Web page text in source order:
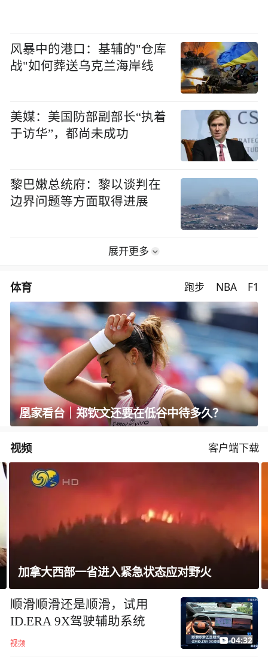
风暴中的港口：基辅的"仓库
战"如何葬送乌克兰海岸线
美媒：美国防部副部长“执着
于访华”，都尚未成功
黎巴嫩总统府：黎以谈判在
边界问题等方面取得进展
展开更多
体育 跑步 NBA F1
凰家看台｜郑钦文还要在低谷中待多久？
视频 客户端下载
胡塞武装袭击沙特阿美公司炼油厂
顺滑顺滑还是顺滑，试用
ID.ERA 9X驾驶辅助系统
视频 04:32